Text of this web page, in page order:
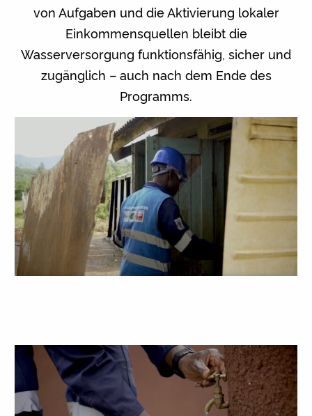
von Aufgaben und die Aktivierung lokaler
Einkommensquellen bleibt die
Wasserversorgung funktionsfähig, sicher und
zugänglich – auch nach dem Ende des
Programms.